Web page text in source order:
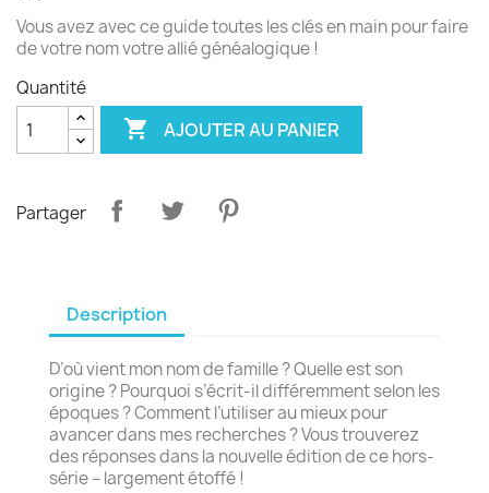
Vous avez avec ce guide toutes les clés en main pour faire
de votre nom votre allié généalogique !
Quantité
 AJOUTER AU PANIER
Partager
Description
D’où vient mon nom de famille ? Quelle est son
origine ? Pourquoi s’écrit-il différemment selon les
époques ? Comment l’utiliser au mieux pour
avancer dans mes recherches ? Vous trouverez
des réponses dans la nouvelle édition de ce hors-
série – largement étoffé !